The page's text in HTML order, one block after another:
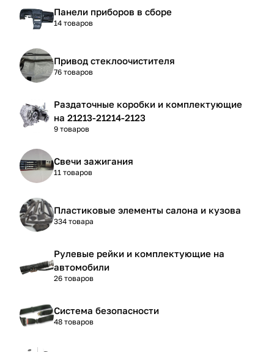
Панели приборов в сборе
14 товаров
Привод стеклоочистителя
76 товаров
Раздаточные коробки и комплектующие
на 21213-21214-2123
9 товаров
Свечи зажигания
11 товаров
Пластиковые элементы салона и кузова
334 товара
Рулевые рейки и комплектующие на
автомобили
26 товаров
Система безопасности
48 товаров